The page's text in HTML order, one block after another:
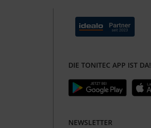
DIE TONITEC APP IST DA!
NEWSLETTER